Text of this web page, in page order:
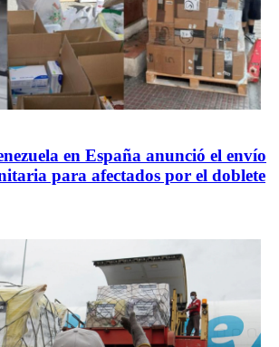
en España anunció el envío
para afectados por el doblete